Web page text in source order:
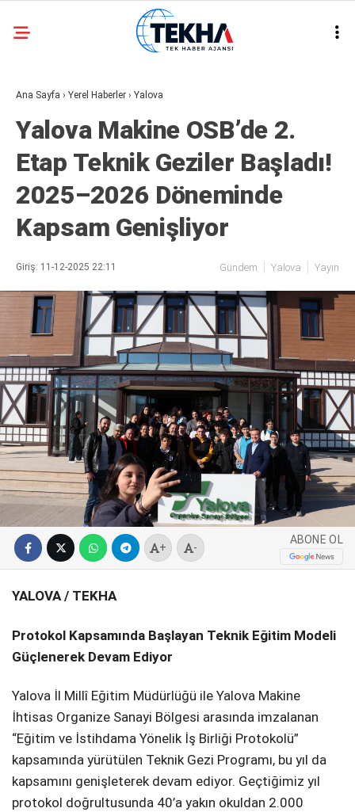
WhatsApp İhbar
Hattı
Facebook
31.2
ASAYIŞ
GÜNDEM
GENEL
EKONOMI
SIYASET
DÜNYA
METEOROLOJI
SPOR
SERVISLER
Ana Sayfa › Yerel Haberler › Yalova
Yalova Makine OSB’de 2.
Etap Teknik Geziler Başladı!
2025–2026 Döneminde
Kapsam Genişliyor
Giriş: 11-12-2025 22:11 Gündem Yalova Yayın
+ -
ABONE OL
YALOVA / TEKHA
Protokol Kapsamında Başlayan Teknik Eğitim Modeli
Güçlenerek Devam Ediyor
Yalova İl Millî Eğitim Müdürlüğü ile Yalova Makine
İhtisas Organize Sanayi Bölgesi arasında imzalanan
“Eğitim ve İstihdama Yönelik İş Birliği Protokolü”
kapsamında yürütülen Teknik Gezi Programı, bu yıl da
kapsamını genişleterek devam ediyor. Geçtiğimiz yıl
protokol doğrultusunda 40’a yakın okuldan 2.000